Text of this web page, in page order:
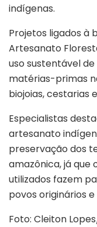
indígenas.
Projetos ligados à
Artesanato
uso sustentável
matérias-primas
biojoias, cestarias
Especialistas
artesanato
preservação dos
amazônica, já que
utilizados fazem
povos originários
Foto: Cleiton